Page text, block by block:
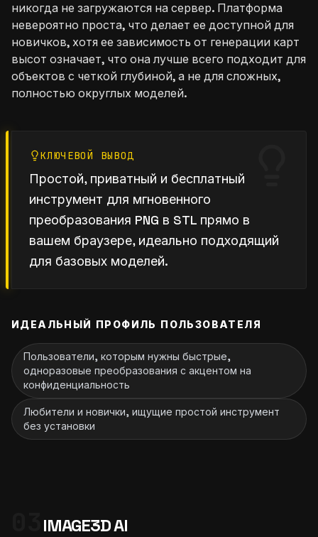
никогда не загружаются на сервер. Платформа
невероятно проста, что делает ее доступной для
новичков, хотя ее зависимость от генерации карт
высот означает, что она лучше всего подходит для
объектов с четкой глубиной, а не для сложных,
полностью округлых моделей.
КЛЮЧЕВОЙ ВЫВОД
Простой, приватный и бесплатный
инструмент для мгновенного
преобразования PNG в STL прямо в
вашем браузере, идеально подходящий
для базовых моделей.
ИДЕАЛЬНЫЙ ПРОФИЛЬ ПОЛЬЗОВАТЕЛЯ
Пользователи, которым нужны быстрые,
одноразовые преобразования с акцентом на
конфиденциальность
Любители и новички, ищущие простой инструмент
без установки
IMAGE3D AI